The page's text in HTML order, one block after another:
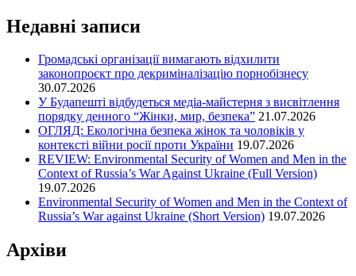
Недавні записи
Громадські організації вимагають відхилити
законопроєкт про декриміналізацію порнобізнесу
30.07.2026
У Будапешті відбудеться медіа-майстерня з висвітлення
порядку денного “Жінки, мир, безпека” 21.07.2026
ОГЛЯД: Екологічна безпека жінок та чоловіків у
контексті війни росії проти України 19.07.2026
REVIEW: Environmental Security of Women and Men in the
Context of Russia’s War Against Ukraine (Full Version)
19.07.2026
Environmental Security of Women and Men in the Context of
Russia’s War against Ukraine (Short Version) 19.07.2026
Архіви